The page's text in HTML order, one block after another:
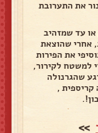
את התערובת
לתנור ל25 דק או עד שמזהיב
אחרי שהוצאת
את הפירות
למשטח לקירור,
שהגרנולה
קריספית ,
>>